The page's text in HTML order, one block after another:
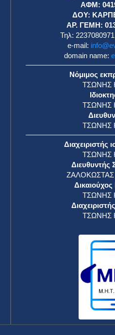
ΑΦΜ:
ΔΟΥ:
ΑΡ. ΓΕΜΗ:
Τηλ:
e-mail:
domain name:
Νόμιμος
ΤΣΩΝΗΣ
ΤΣΩΝΗΣ
ΤΣΩΝΗΣ
Διαχειριστής
ΤΣΩΝΗΣ
Διευθυντής
ΖΑΛΟΚΩΣΤΑΣ
ΤΣΩΝΗΣ
ΤΣΩΝΗΣ